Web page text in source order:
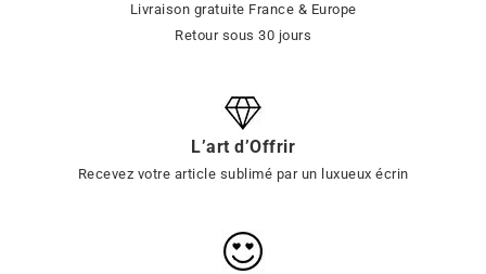
Livraison gratuite France & Europe
Retour sous 30 jours
L’art d’Offrir
Recevez votre article sublimé par un luxueux écrin